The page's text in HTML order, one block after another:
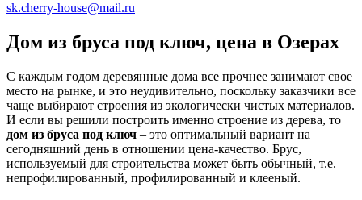
sk.cherry-house@mail.ru
Дом из бруса под ключ, цена в Озерах
С каждым годом деревянные дома все прочнее занимают свое
место на рынке, и это неудивительно, поскольку заказчики все
чаще выбирают строения из экологически чистых материалов.
И если вы решили построить именно строение из дерева, то
дом из бруса под ключ – это оптимальный вариант на
сегодняшний день в отношении цена-качество. Брус,
используемый для строительства может быть обычный, т.е.
непрофилированный, профилированный и клееный.